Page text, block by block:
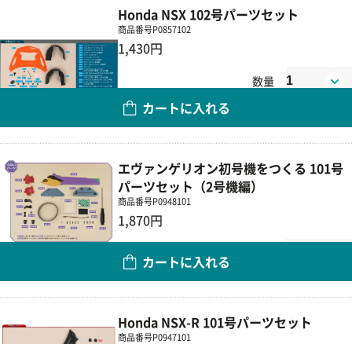
Honda NSX 102号パーツセット
商品番号P0857102
1,430円
数量
カートに入れる
エヴァンゲリオン初号機をつくる 101号
パーツセット（2号機編）
商品番号P0948101
1,870円
カートに入れる
Honda NSX-R 101号パーツセット
商品番号P0947101